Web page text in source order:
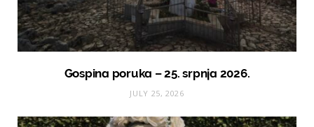
Gospina poruka – 25. srpnja 2026.
JULY 25, 2026